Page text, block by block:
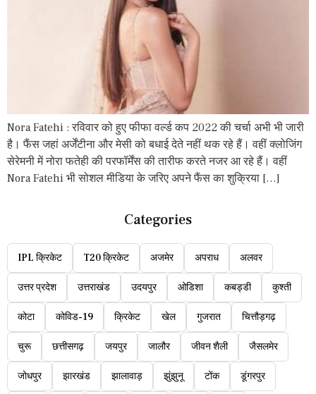
Nora Fatehi : रविवार को हुए फीफा वर्ल्ड कप 2022 की चर्चा अभी भी जारी
है। फैंस जहां अर्जेंटीना और मेसी को बधाई देते नहीं थक रहे हैं। वहीं क्लोजिंग
सेरेमनी में नोरा फतेही की परफॉर्मेंस की तारीफ करते नजर आ रहे हैं। वहीं
Nora Fatehi भी सोशल मीडिया के जरिए अपने फैंस का शुक्रिया […]
Categories
IPL क्रिकेट T20 क्रिकेट अजमेर अपराध अलवर
उत्तर प्रदेश उत्तराखंड उदयपुर ओडिशा कबड्डी कुश्ती
कोटा कोविड-19 क्रिकेट खेल गुजरात चित्तौड़गढ़
चुरू छत्तीसगढ़ जयपुर जालौर जीवन शैली जैसलमेर
जोधपुर झारखंड झालावाड़ झुंझुनू टोंक डूंगरपुर